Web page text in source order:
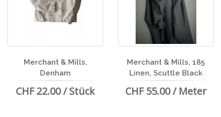
Merchant & Mills,
Denham
CHF 22.00 / Stück
Merchant & Mills, 185
Linen, Scuttle Black
CHF 55.00 / Meter